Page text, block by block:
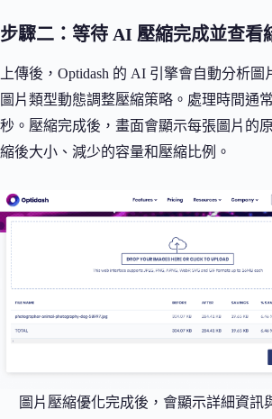
步驟二：等待 AI 壓縮完成並查看
上傳後，Optidash 的 AI 引擎會自動分析
圖片類型動態調整壓縮策略。處理時間通
秒。壓縮完成後，畫面會顯示每張圖片的
縮後大小、減少的容量和壓縮比例。
圖片壓縮優化完成後，會顯示詳細資訊